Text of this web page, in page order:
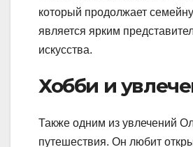
который продолжает
является ярким
искусства.
Хобби и
Также одним из увлечений
путешествия. Он любит